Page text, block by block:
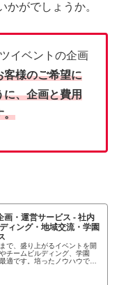
かがでしょうか。
イベントの企画
客様のご希望に
に、企画と費用
。
画・運営サービス - 社内
ィング・地域交流・学園
で、盛り上がるイベントを開
チームビルディング、学園
適です。培ったノウハウで、